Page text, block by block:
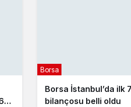
Borsa İstanbul’da ilk
bilançosu belli oldu
Borsa